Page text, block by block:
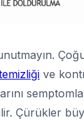
ve
Çürükler